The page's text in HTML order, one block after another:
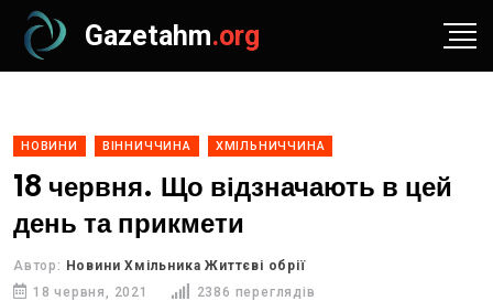
Gazetahm.org
НОВИНИ ВІННИЧЧИНА ХМІЛЬНИЧЧИНА
18 червня. Що відзначають в цей
день та прикмети
Автор: Новини Хмільника Життєві обрії
18 червня, 2021
2386 переглядів